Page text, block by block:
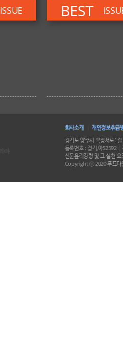
ISSUE BEST
회사소개
개인정보취급
경기도 양주시 옥정서로1
등록번호 : 경기,아52592
신문윤리강령 및 그 실천
Copyright ⓒ 2020 푸드타